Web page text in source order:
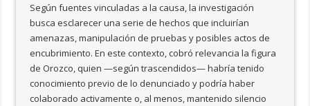
Según fuentes vinculadas a la causa, la investigación
busca esclarecer una serie de hechos que incluirían
amenazas, manipulación de pruebas y posibles actos de
encubrimiento. En este contexto, cobró relevancia la figura
de Orozco, quien —según trascendidos— habría tenido
conocimiento previo de lo denunciado y podría haber
colaborado activamente o, al menos, mantenido silencio